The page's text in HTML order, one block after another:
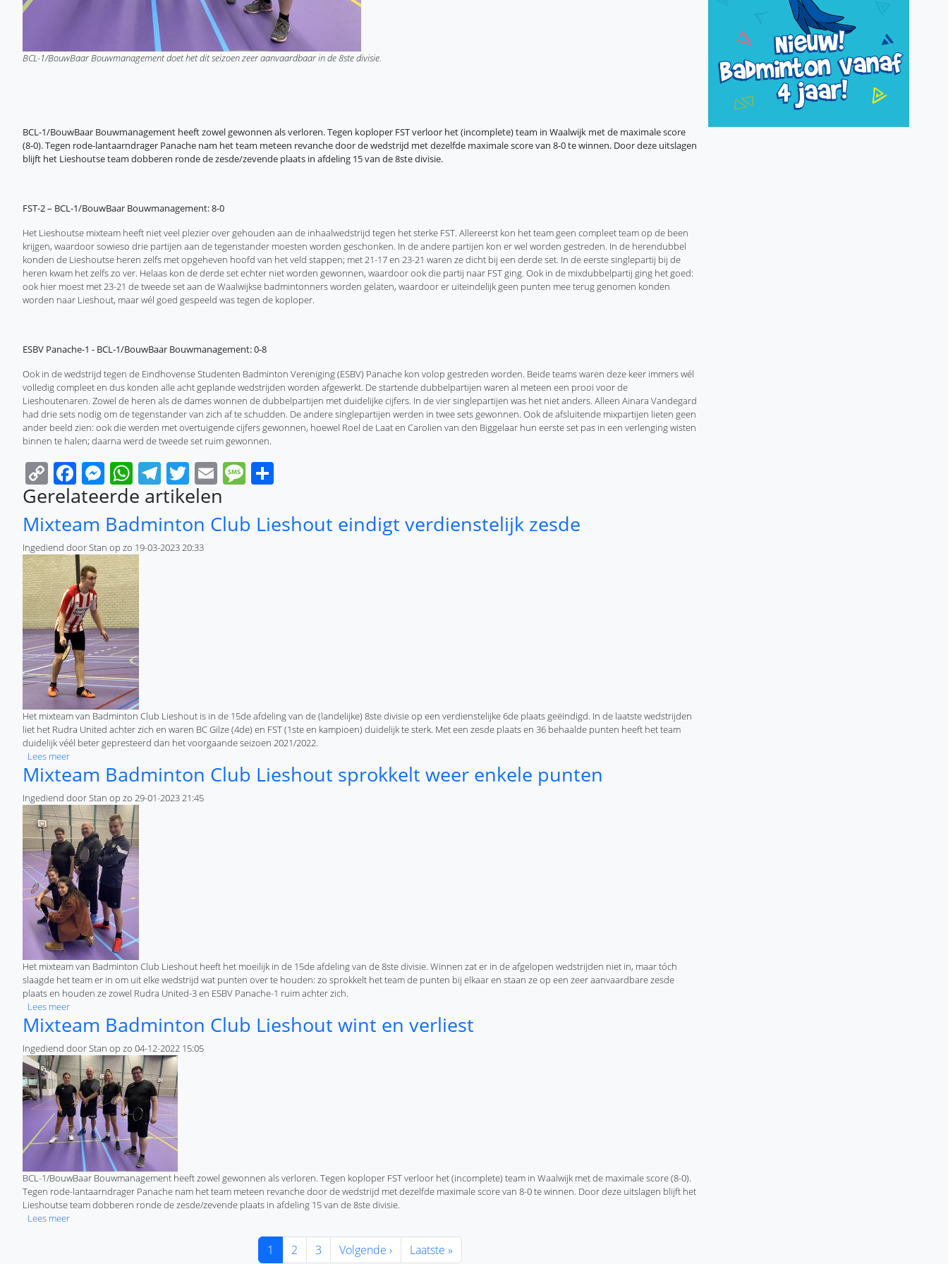
BCL-1/BouwBaar Bouwmanagement doet het dit seizoen zeer aanvaardbaar in de 8ste divisie.
BCL-1/BouwBaar Bouwmanagement heeft zowel gewonnen als verloren. Tegen koploper FST verloor het (incomplete) team in Waalwijk met de maximale score
(8-0). Tegen rode-lantaarndrager Panache nam het team meteen revanche door de wedstrijd met dezelfde maximale score van 8-0 te winnen. Door deze uitslagen
blijft het Lieshoutse team dobberen ronde de zesde/zevende plaats in afdeling 15 van de 8ste divisie.
FST-2 – BCL-1/BouwBaar Bouwmanagement: 8-0
Het Lieshoutse mixteam heeft niet veel plezier over gehouden aan de inhaalwedstrijd tegen het sterke FST. Allereerst kon het team geen compleet team op de been
krijgen, waardoor sowieso drie partijen aan de tegenstander moesten worden geschonken. In de andere partijen kon er wel worden gestreden. In de herendubbel
konden de Lieshoutse heren zelfs met opgeheven hoofd van het veld stappen; met 21-17 en 23-21 waren ze dicht bij een derde set. In de eerste singlepartij bij de
heren kwam het zelfs zo ver. Helaas kon de derde set echter niet worden gewonnen, waardoor ook die partij naar FST ging. Ook in de mixdubbelpartij ging het goed:
ook hier moest met 23-21 de tweede set aan de Waalwijkse badmintonners worden gelaten, waardoor er uiteindelijk geen punten mee terug genomen konden
worden naar Lieshout, maar wél goed gespeeld was tegen de koploper.
ESBV Panache-1 - BCL-1/BouwBaar Bouwmanagement: 0-8
Ook in de wedstrijd tegen de Eindhovense Studenten Badminton Vereniging (ESBV) Panache kon volop gestreden worden. Beide teams waren deze keer immers wél
volledig compleet en dus konden alle acht geplande wedstrijden worden afgewerkt. De startende dubbelpartijen waren al meteen een prooi voor de
Lieshoutenaren. Zowel de heren als de dames wonnen de dubbelpartijen met duidelijke cijfers. In de vier singlepartijen was het niet anders. Alleen Ainara Vandegard
had drie sets nodig om de tegenstander van zich af te schudden. De andere singlepartijen werden in twee sets gewonnen. Ook de afsluitende mixpartijen lieten geen
ander beeld zien: ook die werden met overtuigende cijfers gewonnen, hoewel Roel de Laat en Carolien van den Biggelaar hun eerste set pas in een verlenging wisten
binnen te halen; daarna werd de tweede set ruim gewonnen.
Copy
Link
Facebook
Messenger
WhatsApp
Telegram
Twitter
EmailMessage
Gerelateerde artikelen
Mixteam Badminton Club Lieshout eindigt verdienstelijk zesde
Ingediend doorStan op zo 19-03-2023 20:33
Het mixteam van Badminton Club Lieshout is in de 15de afdeling van de (landelijke) 8ste divisie op een verdienstelijke 6de plaats geëindigd. In de laatste wedstrijden
liet het Rudra United achter zich en waren BC Gilze (4de) en FST (1ste en kampioen) duidelijk te sterk. Met een zesde plaats en 36 behaalde punten heeft het team
duidelijk véél beter gepresteerd dan het voorgaande seizoen 2021/2022.
Lees meerover Mixteam Badminton Club Lieshout eindigt verdienstelijk zesde
Mixteam Badminton Club Lieshout sprokkelt weer enkele punten
Ingediend doorStan op zo 29-01-2023 21:45
Het mixteam van Badminton Club Lieshout heeft het moeilijk in de 15de afdeling van de 8ste divisie. Winnen zat er in de afgelopen wedstrijden niet in, maar tóch
slaagde het team er in om uit elke wedstrijd wat punten over te houden: zo sprokkelt het team de punten bij elkaar en staan ze op een zeer aanvaardbare zesde
plaats en houden ze zowel Rudra United-3 en ESBV Panache-1 ruim achter zich.
Lees meerover Mixteam Badminton Club Lieshout sprokkelt weer enkele punten
Mixteam Badminton Club Lieshout wint en verliest
Ingediend doorStan op zo 04-12-2022 15:05
BCL-1/BouwBaar Bouwmanagement heeft zowel gewonnen als verloren. Tegen koploper FST verloor het (incomplete) team in Waalwijk met de maximale score (8-0).
Tegen rode-lantaarndrager Panache nam het team meteen revanche door de wedstrijd met dezelfde maximale score van 8-0 te winnen. Door deze uitslagen blijft het
Lieshoutse team dobberen ronde de zesde/zevende plaats in afdeling 15 van de 8ste divisie.
Lees meerover Mixteam Badminton Club Lieshout wint en verliest
Huidige pagina
1 Pagina
2 Pagina
3 Volgende pagina
Volgende › Laatste pagina
Laatste »